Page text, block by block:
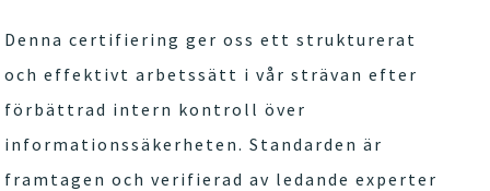
Denna certifiering ger oss ett strukturerat
och effektivt arbetssätt i vår strävan efter
förbättrad intern kontroll över
informationssäkerheten. Standarden är
framtagen och verifierad av ledande experter